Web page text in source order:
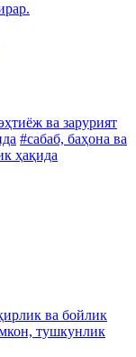
ва зарурият
#сабаб, баҳона ва
ҳақида
ва бойлик
тушкунлик